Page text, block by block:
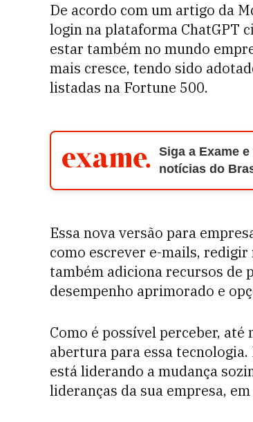
De acordo com um artigo da
login na plataforma ChatGPT
estar também no mundo
mais cresce, tendo sido
listadas na Fortune 500.
Siga a Exame
notícias do
Essa nova versão para
como escrever e-mails,
também adiciona recursos de
desempenho aprimorado e
Como é possível perceber,
abertura para essa
está liderando a mudança
lideranças da sua empresa,